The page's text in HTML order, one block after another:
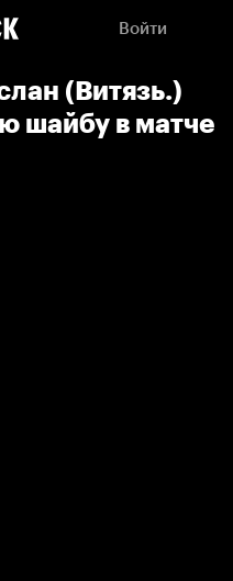
Войти
(Витязь.)
шайбу в матче